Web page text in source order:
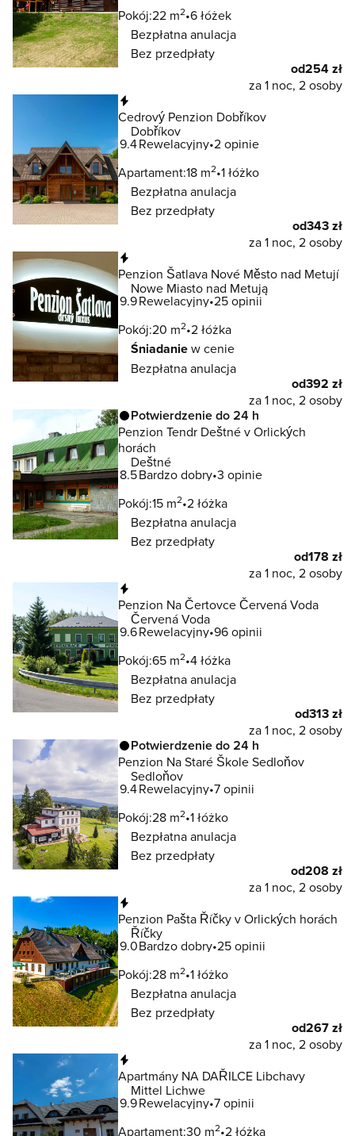
Pokój:22 m2 6 łóżek
Bezpłatna anulacja
Bez przedpłaty
od254 zł
za 1 noc, 2 osoby
Cedrový Penzion Dobříkov
Dobříkov
9.4Rewelacyjny 2 opinie
Apartament:18 m2 1 łóżko
Bezpłatna anulacja
Bez przedpłaty
od343 zł
za 1 noc, 2 osoby
Penzion Šatlava Nové Město nad Metují
Nowe Miasto nad Metują
9.9Rewelacyjny 25 opinii
Pokój:20 m2 2 łóżka
Śniadaniew cenie
Bezpłatna anulacja
od392 zł
za 1 noc, 2 osoby
Potwierdzenie do 24 h
Penzion Tendr Deštné v Orlických
horách
Deštné
8.5Bardzo dobry 3 opinie
Pokój:15 m2 2 łóżka
Bezpłatna anulacja
Bez przedpłaty
od178 zł
za 1 noc, 2 osoby
Penzion Na Čertovce Červená Voda
Červená Voda
9.6Rewelacyjny 96 opinii
Pokój:65 m2 4 łóżka
Bezpłatna anulacja
Bez przedpłaty
od313 zł
za 1 noc, 2 osoby
Potwierdzenie do 24 h
Penzion Na Staré Škole Sedloňov
Sedloňov
9.4Rewelacyjny 7 opinii
Pokój:28 m2 1 łóżko
Bezpłatna anulacja
Bez przedpłaty
od208 zł
za 1 noc, 2 osoby
Penzion Pašta Říčky v Orlických horách
Říčky
9.0Bardzo dobry 25 opinii
Pokój:28 m2 1 łóżko
Bezpłatna anulacja
Bez przedpłaty
od267 zł
za 1 noc, 2 osoby
Apartmány NA DAŘILCE Libchavy
Mittel Lichwe
9.9Rewelacyjny 7 opinii
Apartament:30 m2 2 łóżka